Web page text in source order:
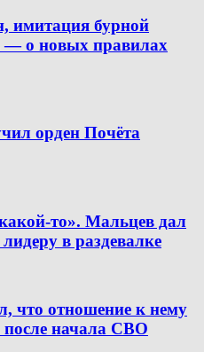
имитация бурной
— о новых правилах
орден Почёта
то». Мальцев дал
в раздевалке
что отношение к нему
после начала СВО